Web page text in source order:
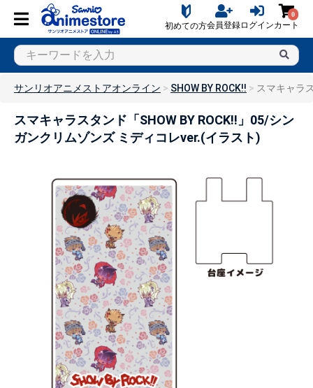
初めての方会員登録ログイン
0
カート
サンリオアニメストアオンライン SHOW BY ROCK!! スマキャラ
スマキャラスタンド「SHOW BY ROCK!!」05/シン
ガンクリムゾンズ ミディコレver.(イラスト)